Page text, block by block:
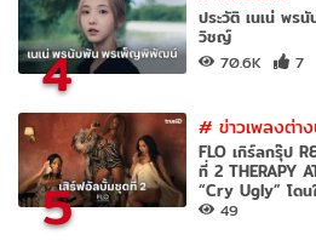
4
ประวัติ เนเน่ พร
วิชญ์
70.6K 7
5
#ข่าวเพลงต่า
FLO เกิร์ลกรุ๊ป
ที่ 2 THERAPY
“Cry Ugly” โด
49